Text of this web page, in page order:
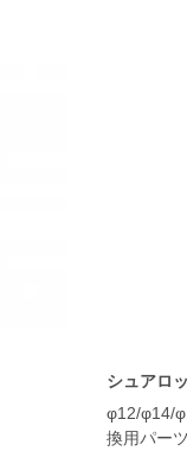
シュアロ
φ12/φ14/
換用パーツ